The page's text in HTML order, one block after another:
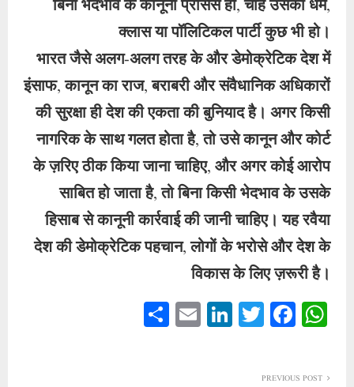
बिना भेदभाव के कानूनी प्रोसेस हो, चाहे उसका धर्म,
क्लास या पॉलिटिकल पार्टी कुछ भी हो।
भारत जैसे अलग-अलग तरह के और डेमोक्रेटिक देश में
इंसाफ, कानून का राज, बराबरी और संवैधानिक अधिकारों
की सुरक्षा ही देश की एकता की बुनियाद है। अगर किसी
नागरिक के साथ गलत होता है, तो उसे कानून और कोर्ट
के ज़रिए ठीक किया जाना चाहिए, और अगर कोई आरोप
साबित हो जाता है, तो बिना किसी भेदभाव के उसके
हिसाब से कानूनी कार्रवाई की जानी चाहिए। यह रवैया
देश की डेमोक्रेटिक पहचान, लोगों के भरोसे और देश के
विकास के लिए ज़रूरी है।
W
ha
Fa
ce
T
wi
Li
nk
E
m
PREVIOUS POST